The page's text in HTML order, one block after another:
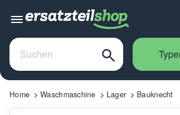
Home Waschmaschine Lager Bauknecht